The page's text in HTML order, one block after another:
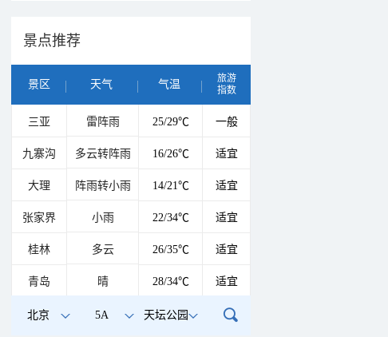
景点推荐
景区 天气 气温
旅游
指数
三亚 雷阵雨 25/29℃ 一般
九寨沟 多云转阵雨 16/26℃ 适宜
大理 阵雨转小雨 14/21℃ 适宜
张家界 小雨 22/34℃ 适宜
桂林 多云 26/35℃ 适宜
青岛 晴 28/34℃ 适宜
北京 5A 天坛公园